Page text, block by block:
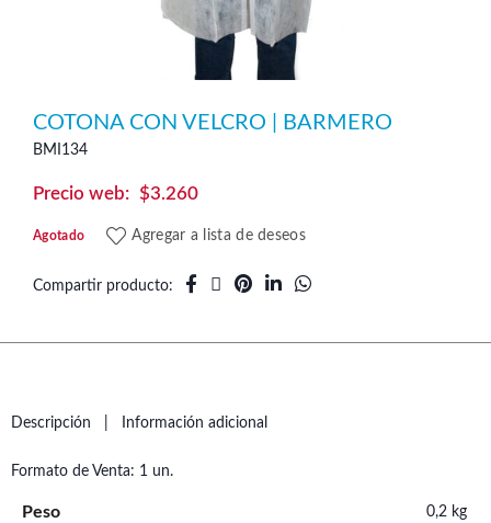
COTONA CON VELCRO | BARMERO
BMI134
$3.260
Agotado Agregar a lista de deseos
Compartir producto
Descripción Información adicional
Formato de Venta: 1 un.
Peso 0,2 kg